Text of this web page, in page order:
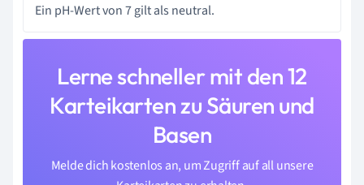
Ein pH-Wert von 7 gilt als neutral.
Lerne schneller mit den 12
Karteikarten zu Säuren und
Basen
Melde dich kostenlos an, um Zugriff auf all unsere